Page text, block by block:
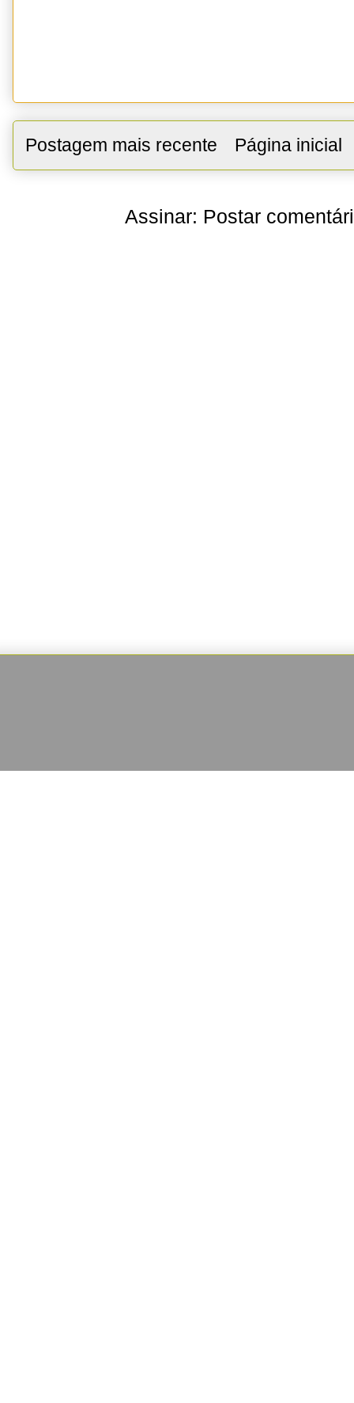
Postagem mais recente Página inicial
Assinar: Postar